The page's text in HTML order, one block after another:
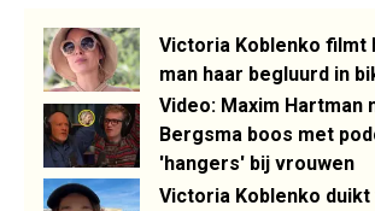
Victoria Koblenko filmt
man haar begluurd in
Video: Maxim Hartman
Bergsma boos met
'hangers' bij vrouwen
Victoria Koblenko duikt